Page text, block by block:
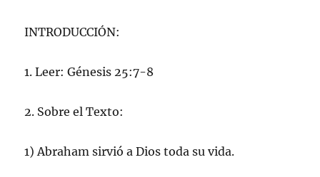
INTRODUCCIÓN:
1. Leer: Génesis 25:7-8
2. Sobre el Texto:
1) Abraham sirvió a Dios toda su vida.